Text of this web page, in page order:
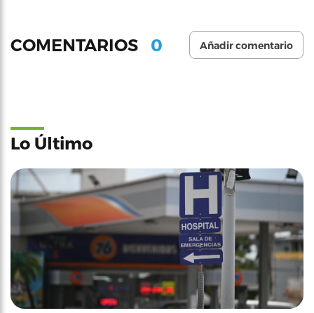
COMENTARIOS 0 Añadir comentario
Lo Último